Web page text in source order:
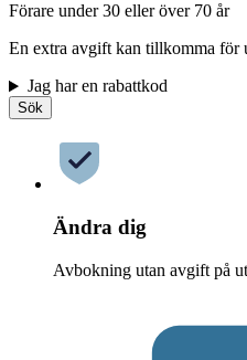
Förare under 30 eller över 70 år
En extra avgift kan tillkomma för
Jag har en rabattkod
Sök
Ändra dig
Avbokning utan avgift på